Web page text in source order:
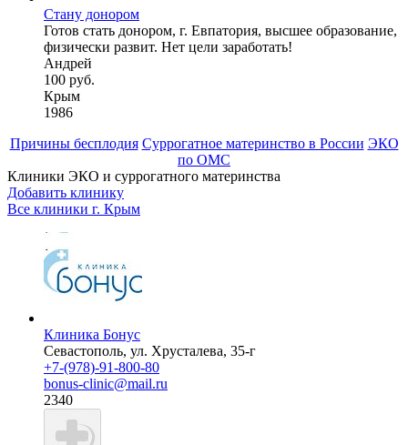
Стану донором
Готов стать донором, г. Евпатория, высшее образование,
физически развит. Нет цели заработать!
Андрей
100 руб.
Крым
1986
Причины бесплодия Суррогатное материнство в России ЭКО
по ОМС
Клиники ЭКО и суррогатного материнства
Добавить клинику
Все клиники г. Крым
Клиника Бонус
Севастополь, ул. Хрусталева, 35-г
+7-(978)-91-800-80
bonus-clinic@mail.ru
2340